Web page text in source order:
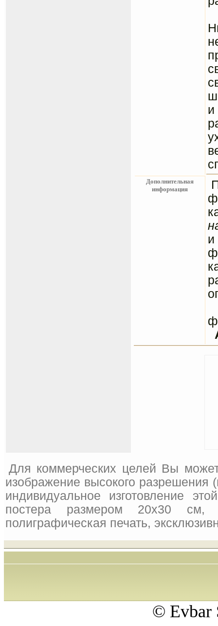
Дополнительная
информация
и
Для коммерческих целей Вы
изображение высокого
индивидуальное изготовление
постера размером 20x30 см,
полиграфическая печать,
© Evbar